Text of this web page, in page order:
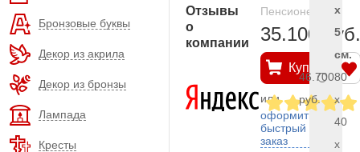
Бронзовые буквы
Декор из акрила
Декор из бронзы
Лампада
Кресты
Отзывы
о
компании
Пенсионерам
35.100 руб.
Купить
или
оформить
быстрый
заказ
x
5
см.
46.700
руб.
80
x
40
x